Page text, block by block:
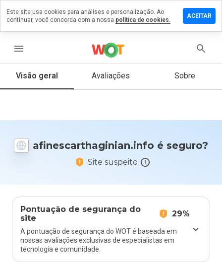
menu
Visão geral Avaliações Sobre
afinescarthaginian.info é seguro?
Site suspeito
Pontuação de segurança do
site
29%
A pontuação de segurança do WOT é baseada em
nossas avaliações exclusivas de especialistas em
tecnologia e comunidade.
comentário
De 1
nota
daria
este
Este site usa cookies para análises e personalização. Ao
continuar, você concorda com a nossa política de cookies.
ACEITAR